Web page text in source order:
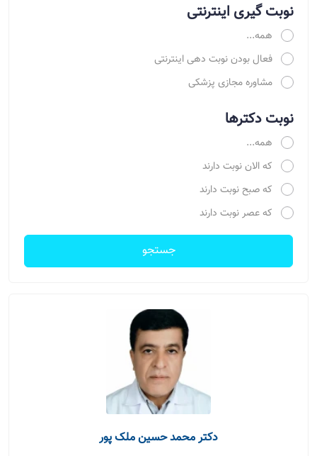
نوبت گیری اینترنتی
همه...
فعال بودن نوبت دهی اینترنتی
مشاوره مجازی پزشکی
نوبت دکترها
همه...
که الان نوبت دارند
که صبح نوبت دارند
که عصر نوبت دارند
جستجو
دکتر محمد حسین ملک پور